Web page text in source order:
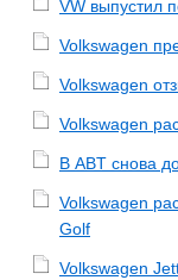
VW выпустил
Volkswagen
Volkswagen
Volkswagen
В ABT снова
Volkswagen
Golf
Volkswagen